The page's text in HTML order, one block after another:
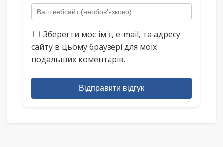
Зберегти моє ім'я, e-mail, та адресу
сайту в цьому браузері для моїх
подальших коментарів.
Відправити відгук